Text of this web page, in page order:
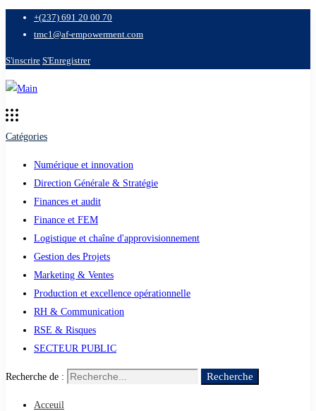
+(237) 691 20 00 70
tmc1@af-empowerment.com
S'inscrire S'Enregistrer
Catégories
Numérique et innovation
Direction Générale & Stratégie
Finances et audit
Finance et FEM
Logistique et chaîne d'approvisionnement
Gestion des Projets
Marketing & Ventes
Production et excellence opérationnelle
RH & Communication
RSE & Risques
SECTEUR PUBLIC
Recherche de : Recherche
Acceuil